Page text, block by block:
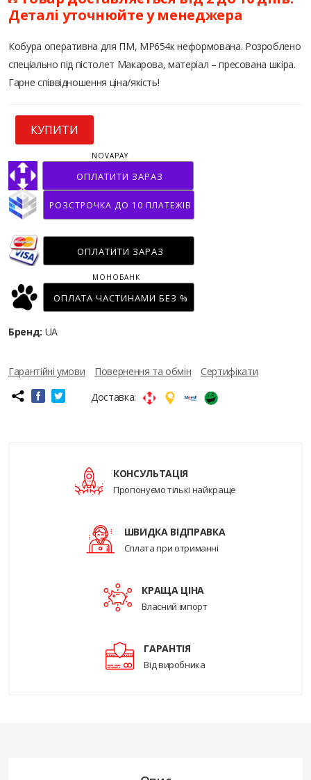
Деталі уточнюйте у менеджера
Кобура оперативна для ПМ, МР654к неформована. Розроблено
спеціально під пістолет Макарова, матеріал – пресована шкіра.
Гарне співвідношення ціна/якість!
КУПИТИ
ОПЛАТИТИ ЗАРАЗ
NOVAPAY
РОЗСТРОЧКА ДО 10 ПЛАТЕЖІВ
ОПЛАТИТИ ЗАРАЗ
ОПЛАТА ЧАСТИНАМИ БЕЗ %
МОНОБАНК
Бренд: UA
Гарантійні умови Повернення та обмін
Сертифікати
Доставка:
КОНСУЛЬТАЦІЯ
Пропонуємо тількі найкраще
ШВИДКА ВІДПРАВКА
Сплата при отриманні
КРАЩА ЦІНА
Власний імпорт
ГАРАНТІЯ
Від виробника